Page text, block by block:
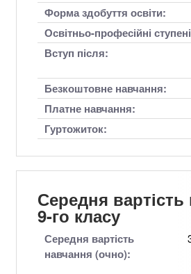
Форма здобуття освіти:
Освітньо-професійні
Вступ після:
Безкоштовне навчання:
Платне навчання:
Гуртожиток:
Середня
9-го класу
Середня вартість
навчання (очно):